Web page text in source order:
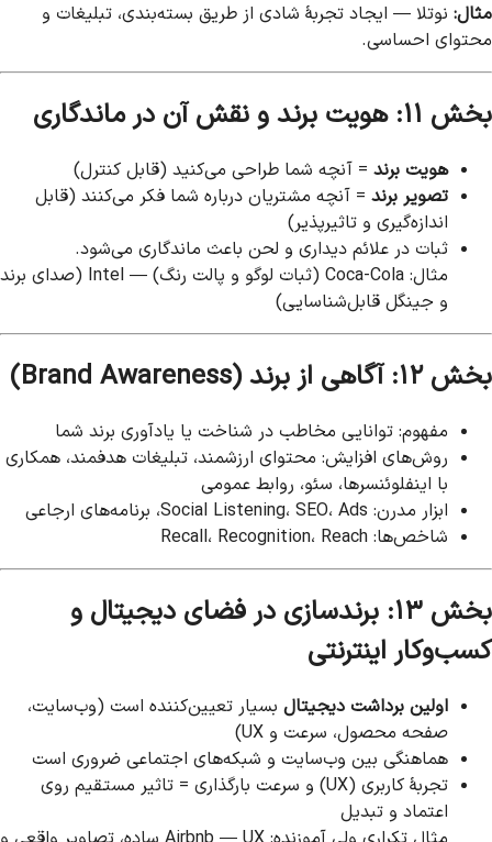
مثال: نوتلا — ایجاد تجربهٔ شادی از طریق بسته‌بندی، تبلیغات و
محتوای احساسی.
بخش ۱۱: هویت برند و نقش آن در ماندگاری
هویت برند = آنچه شما طراحی می‌کنید (قابل کنترل)
تصویر برند = آنچه مشتریان درباره شما فکر می‌کنند (قابل
اندازه‌گیری و تاثیرپذیر)
ثبات در علائم دیداری و لحن باعث ماندگاری می‌شود.
مثال: Coca-Cola (ثبات لوگو و پالت رنگ) — Intel (صدای برند
و جینگل قابل‌شناسایی)
بخش ۱۲: آگاهی از برند (Brand Awareness)
مفهوم: توانایی مخاطب در شناخت یا یادآوری برند شما
روش‌های افزایش: محتوای ارزشمند، تبلیغات هدفمند، همکاری
با اینفلوئنسرها، سئو، روابط عمومی
ابزار مدرن: Social Listening، SEO، Ads، برنامه‌های ارجاعی
شاخص‌ها: Recall، Recognition، Reach
بخش ۱۳: برندسازی در فضای دیجیتال و
کسب‌وکار اینترنتی
اولین برداشت دیجیتال بسیار تعیین‌کننده است (وب‌سایت،
صفحه محصول، سرعت و UX)
هماهنگی بین وب‌سایت و شبکه‌های اجتماعی ضروری است
تجربهٔ کاربری (UX) و سرعت بارگذاری = تاثیر مستقیم روی
اعتماد و تبدیل